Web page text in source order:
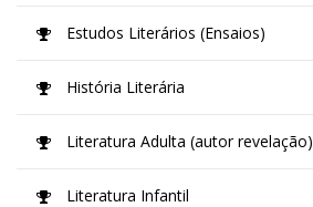
Estudos Literários (Ensaios)
História Literária
Literatura Adulta (autor revelação)
Literatura Infantil